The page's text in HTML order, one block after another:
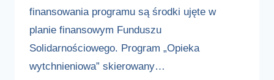
SPOŁECZNEJ
finansowania programu są środki ujęte w
planie finansowym Funduszu
Solidarnościowego. Program „Opieka
wytchnieniowa” skierowany…